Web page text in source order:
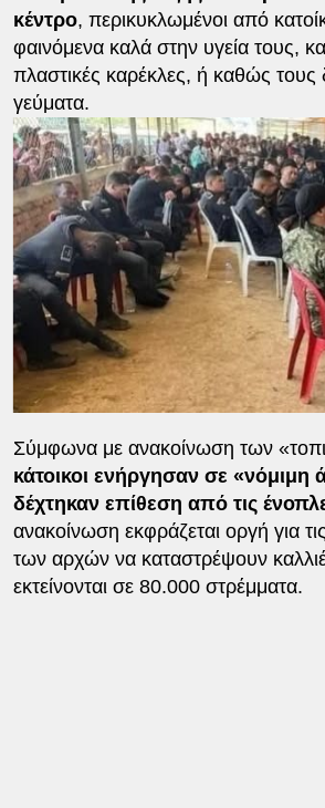
κέντρο, περικυκλωμένοι από
φαινόμενα καλά στην υγεία τους,
πλαστικές καρέκλες, ή καθώς τους
γεύματα.
Σύμφωνα με ανακοίνωση των
κάτοικοι ενήργησαν σε «νόμιμη
δέχτηκαν επίθεση από τις
ανακοίνωση εκφράζεται οργή για
των αρχών να καταστρέψουν
εκτείνονται σε 80.000 στρέμματα.